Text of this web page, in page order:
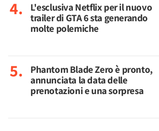
L'esclusiva Netflix per il nuovo
trailer di GTA 6 sta generando
molte polemiche
Phantom Blade Zero è pronto,
annunciata la data delle
prenotazioni e una sorpresa